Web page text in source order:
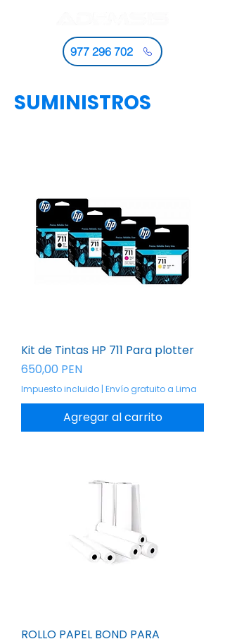
977 296 702
SUMINISTROS
Kit de Tintas HP 711 Para plotter
Precio
650,00 PEN
Impuesto incluido | Envío gratuito a Lima
Agregar al carrito
ROLLO PAPEL BOND PARA